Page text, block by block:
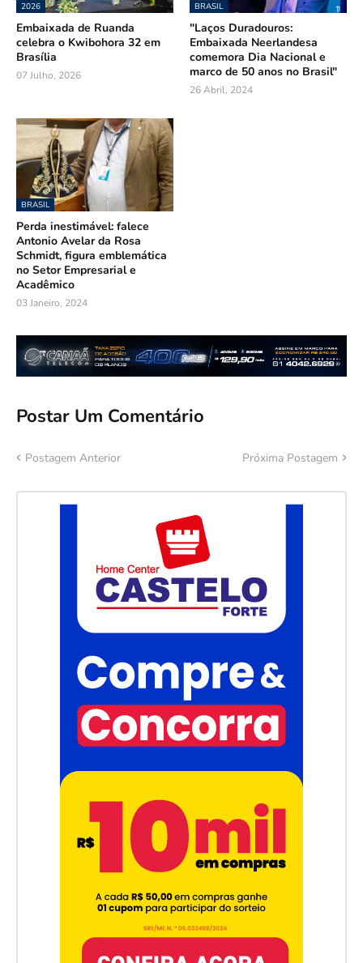
2026
Embaixada de Ruanda
celebra o Kwibohora 32 em
Brasília
07 Julho, 2026
BRASIL
"Laços Duradouros:
Embaixada Neerlandesa
comemora Dia Nacional e
marco de 50 anos no Brasil"
26 Abril, 2024
BRASIL
Perda inestimável: falece
Antonio Avelar da Rosa
Schmidt, figura emblemática
no Setor Empresarial e
Acadêmico
03 Janeiro, 2024
Postar Um Comentário
Postagem Anterior Próxima Postagem